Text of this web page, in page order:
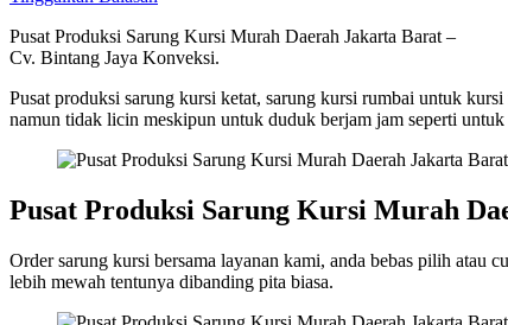
Pusat Produksi Sarung Kursi Murah Daerah Jakarta Barat –
Cv. Bintang Jaya Konveksi.
Pusat produksi sarung kursi ketat, sarung kursi rumbai untuk
namun tidak licin meskipun untuk duduk berjam jam seperti untuk
Pusat Produksi Sarung Kursi Murah
Order sarung kursi bersama layanan kami, anda bebas pilih atau
lebih mewah tentunya dibanding pita biasa.